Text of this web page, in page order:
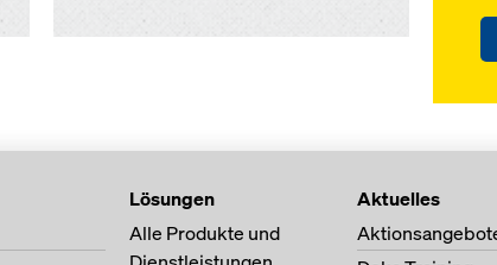
Lösungen
Alle Produkte und
Aktuelles